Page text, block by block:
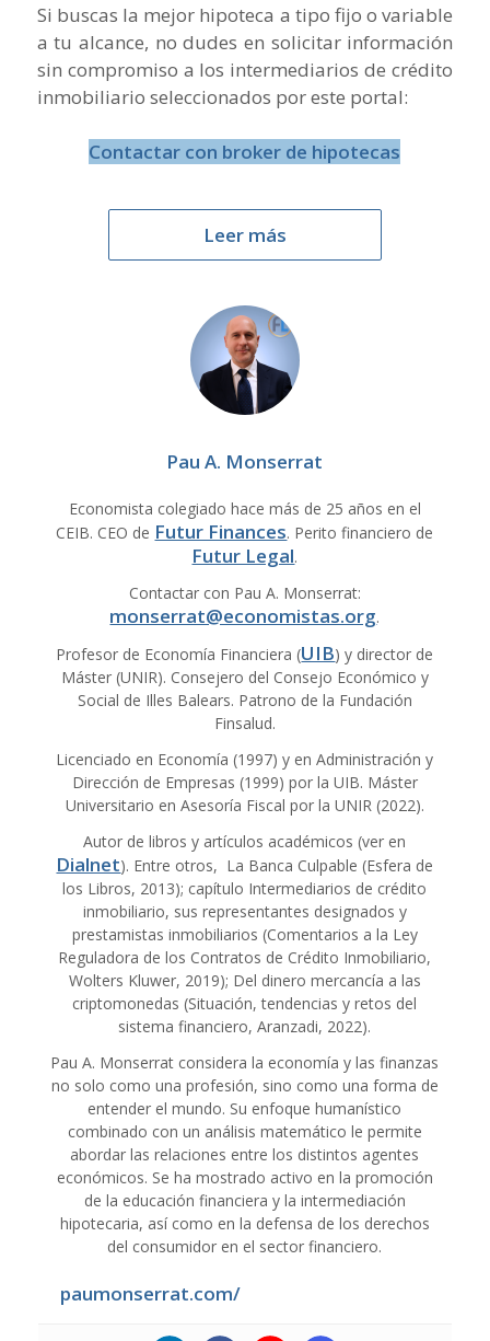
Si buscas la mejor hipoteca a tipo fijo o variable
a tu alcance, no dudes en solicitar información
sin compromiso a los intermediarios de crédito
inmobiliario seleccionados por este portal:
Contactar con broker de hipotecas
Leer más
Pau A. Monserrat
Economista colegiado hace más de 25 años en el
CEIB. CEO de Futur Finances. Perito financiero de
Futur Legal.
Contactar con Pau A. Monserrat:
monserrat@economistas.org.
Profesor de Economía Financiera (UIB) y director de
Máster (UNIR). Consejero del Consejo Económico y
Social de Illes Balears. Patrono de la Fundación
Finsalud.
Licenciado en Economía (1997) y en Administración y
Dirección de Empresas (1999) por la UIB. Máster
Universitario en Asesoría Fiscal por la UNIR (2022).
Autor de libros y artículos académicos (ver en
Dialnet). Entre otros, La Banca Culpable (Esfera de
los Libros, 2013); capítulo Intermediarios de crédito
inmobiliario, sus representantes designados y
prestamistas inmobiliarios (Comentarios a la Ley
Reguladora de los Contratos de Crédito Inmobiliario,
Wolters Kluwer, 2019); Del dinero mercancía a las
criptomonedas (Situación, tendencias y retos del
sistema financiero, Aranzadi, 2022).
Pau A. Monserrat considera la economía y las finanzas
no solo como una profesión, sino como una forma de
entender el mundo. Su enfoque humanístico
combinado con un análisis matemático le permite
abordar las relaciones entre los distintos agentes
económicos. Se ha mostrado activo en la promoción
de la educación financiera y la intermediación
hipotecaria, así como en la defensa de los derechos
del consumidor en el sector financiero.
paumonserrat.com/